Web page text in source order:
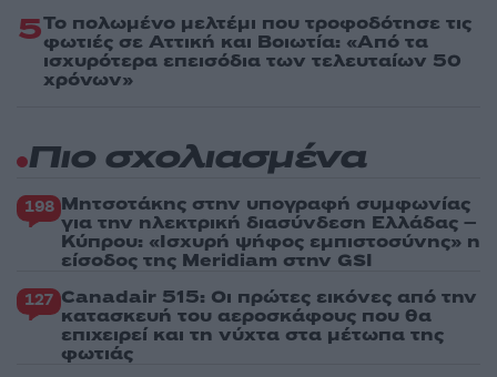
5Το πολωμένο μελτέμι που τροφοδότησε τις
φωτιές σε Αττική και Βοιωτία: «Από τα
ισχυρότερα επεισόδια των τελευταίων 50
χρόνων»
Πιο σχολιασμένα
198 Μητσοτάκης στην υπογραφή συμφωνίας
για την ηλεκτρική διασύνδεση Ελλάδας –
Κύπρου: «Ισχυρή ψήφος εμπιστοσύνης» η
είσοδος της Meridiam στην GSI
127 Canadair 515: Οι πρώτες εικόνες από την
κατασκευή του αεροσκάφους που θα
επιχειρεί και τη νύχτα στα μέτωπα της
φωτιάς